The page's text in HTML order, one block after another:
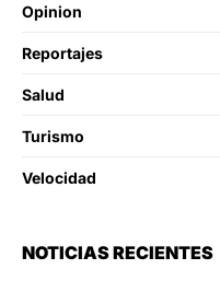
Opinion
Reportajes
Salud
Turismo
Velocidad
NOTICIAS RECIENTES